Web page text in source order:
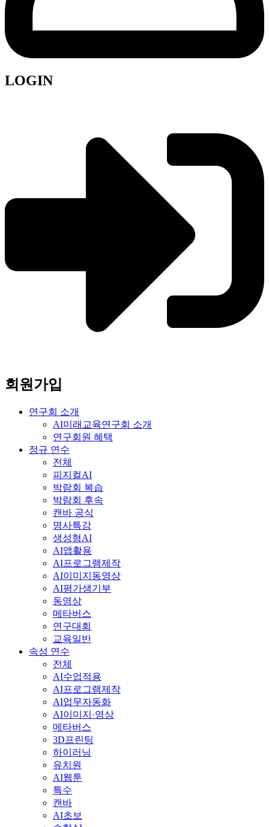
LOGIN
회원가입
연구회 소개
AI미래교육연구회 소개
연구회원 혜택
정규 연수
전체
피지컬AI
박람회 복습
박람회 후속
캔바 공식
명사특강
생성형AI
AI앱활용
AI프로그램제작
AI이미지동영상
AI평가생기부
동영상
메타버스
연구대회
교육일반
속성 연수
전체
AI수업적용
AI프로그램제작
AI업무자동화
AI이미지·영상
메타버스
3D프린팅
하이러닝
유치원
AI웹툰
특수
캔바
AI초보